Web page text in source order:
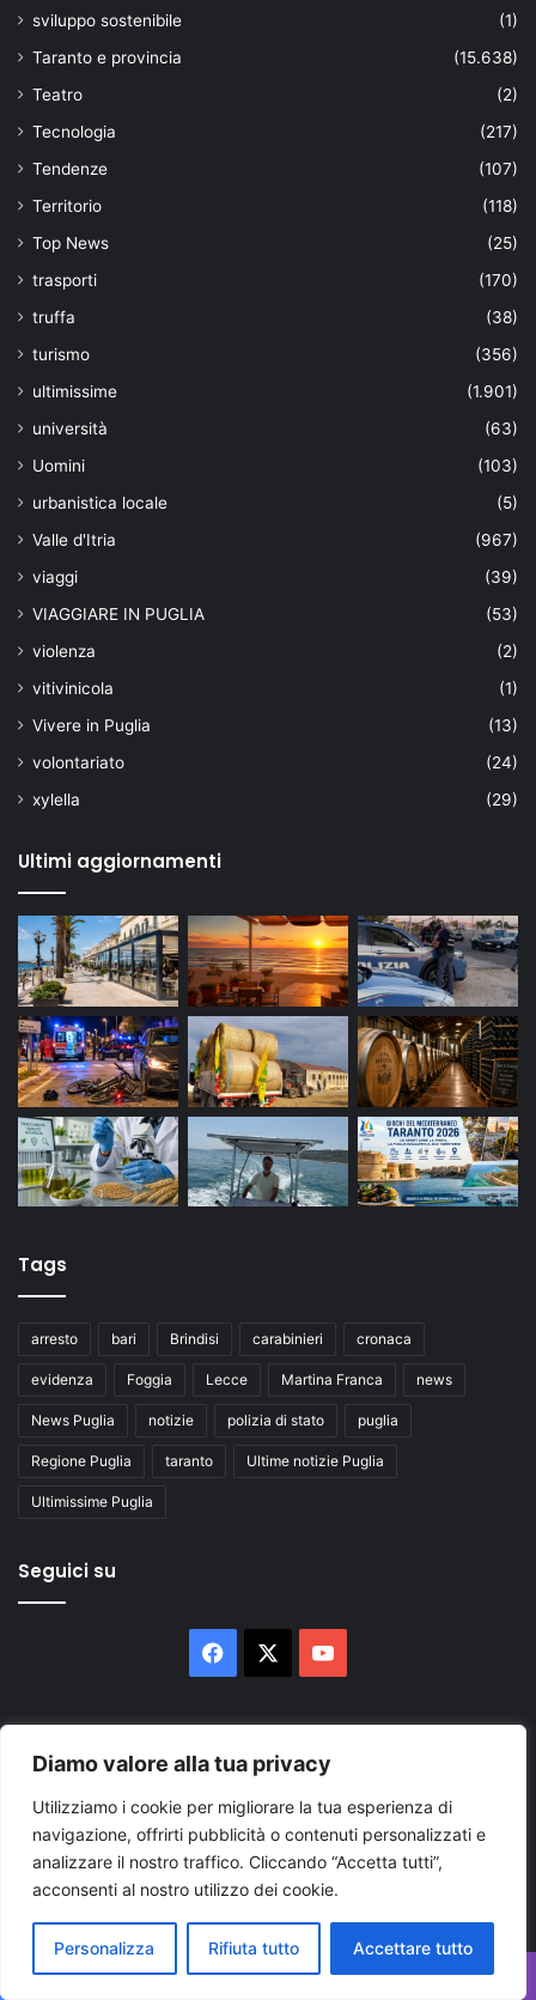
Diamo valore alla tua privacy
Utilizziamo i cookie per migliorare la tua esperienza di
navigazione, offrirti pubblicità o contenuti personalizzati e
analizzare il nostro traffico. Cliccando “Accetta tutti”,
acconsenti al nostro utilizzo dei cookie.
Personalizza Rifiuta tutto Accettare tutto
sviluppo sostenibile
(1)
Taranto e provincia
(15.638)
Teatro
(2)
Tecnologia
(217)
Tendenze
(107)
Territorio
(118)
Top News
(25)
trasporti
(170)
truffa
(38)
turismo
(356)
ultimissime
(1.901)
università
(63)
Uomini
(103)
urbanistica locale
(5)
Valle d'Itria
(967)
viaggi
(39)
VIAGGIARE IN PUGLIA
(53)
violenza
(2)
vitivinicola
(1)
Vivere in Puglia
(13)
volontariato
(24)
xylella
(29)
Ultimi aggiornamenti
Tags
arresto bari Brindisi carabinieri cronaca
evidenza Foggia Lecce Martina Franca news
News Puglia notizie polizia di stato puglia
Regione Puglia taranto Ultime notizie Puglia
Ultimissime Puglia
Seguici su
Facebook
Inserisci
tuo
indirizzo